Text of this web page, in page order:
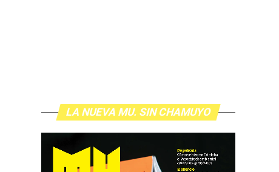
LA NUEVA MU. SIN CHAMUYO